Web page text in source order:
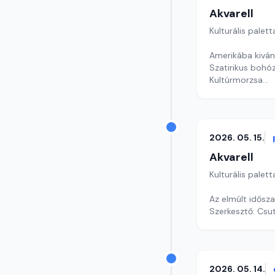
Akvarell
Kulturális
Amerikába
Szatirikus
Kultúrmorzsa
2026. 05. 15.
Akvarell
Kulturális
Az elmúlt
Szerkesztő:
2026. 05. 14.